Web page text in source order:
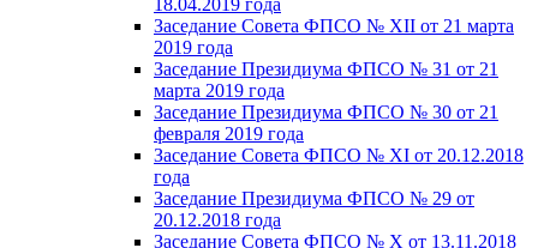
Заседание Совета ФПСО № XII от 21 марта
2019 года
Заседание Президиума ФПСО № 31 от 21
марта 2019 года
Заседание Президиума ФПСО № 30 от 21
февраля 2019 года
Заседание Совета ФПСО № XI от 20.12.2018
года
Заседание Президиума ФПСО № 29 от
20.12.2018 года
Заседание Совета ФПСО № X от 13.11.2018